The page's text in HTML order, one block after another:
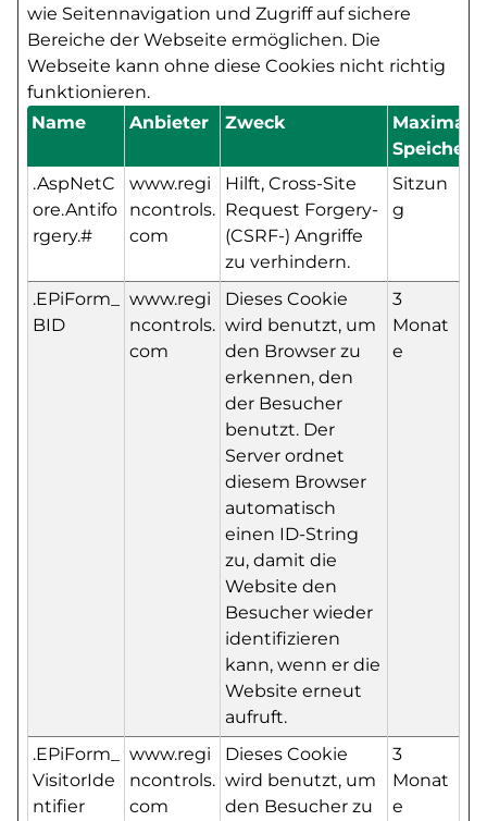
wie Seitennavigation und Zugriff auf sichere
Bereiche der Webseite ermöglichen. Die
Webseite kann ohne diese Cookies nicht richtig
funktionieren.
Name
Anbieter Zweck
Maximale
.AspNetC
ore.Antifo
rgery.#
www.regi
ncontrols.
com
Hilft, Cross-Site
Request Forgery-
(CSRF-) Angriffe
zu verhindern.
Sitzun
g
.EPiForm_
BID
www.regi
ncontrols.
com
Dieses Cookie
wird benutzt, um
den Browser zu
erkennen, den
der Besucher
benutzt. Der
Server ordnet
diesem Browser
automatisch
einen ID-String
zu, damit die
Website den
Besucher wieder
identifizieren
kann, wenn er die
Website erneut
aufruft.
3
Monat
e
.EPiForm_
VisitorIde
ntifier
www.regi
ncontrols.
com
Dieses Cookie
wird benutzt, um
den Besucher zu
3
Monat
e